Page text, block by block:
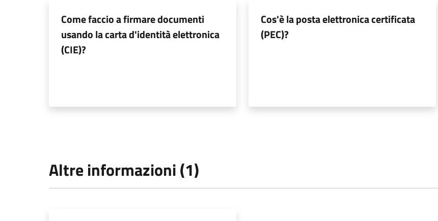
Come faccio a firmare documenti
usando la carta d'identità elettronica
(CIE)?
Cos'è la posta elettronica certificata
(PEC)?
Altre informazioni (1)